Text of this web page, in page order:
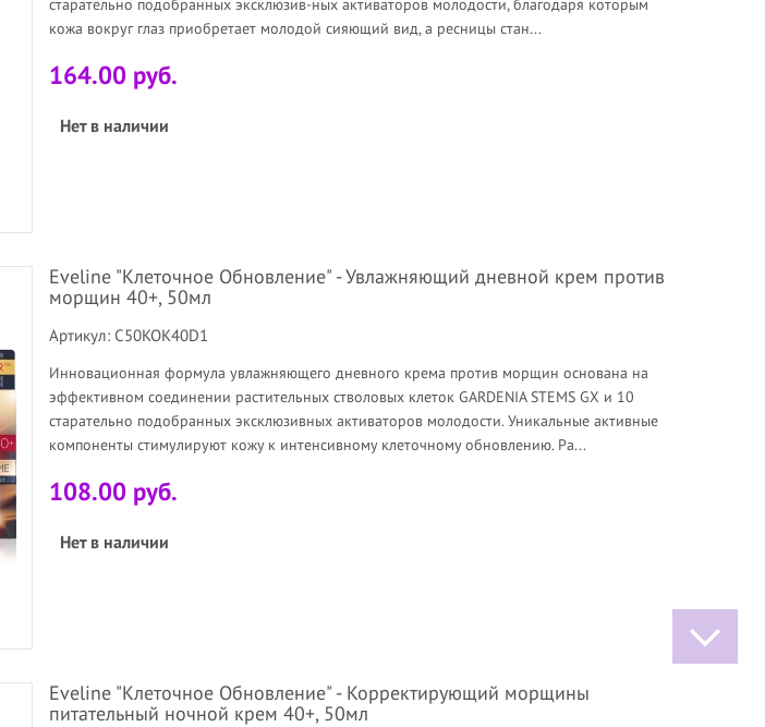
старательно подобранных эксклюзив-ных активаторов молодости, благодаря которым
кожа вокруг глаз приобретает молодой сияющий вид, а ресницы стан...
164.00 руб.
Нет в наличии
Eveline "Клеточное Обновление" - Увлажняющий дневной крем против
морщин 40+, 50мл
Артикул: C50KOK40D1
Инновационная формула увлажняющего дневного крема против морщин основана на
эффективном соединении растительных стволовых клеток GARDENIA STEMS GX и 10
старательно подобранных эксклюзивных активаторов молодости. Уникальные активные
компоненты стимулируют кожу к интенсивному клеточному обновлению. Ра...
108.00 руб.
Нет в наличии
Eveline "Клеточное Обновление" - Корректирующий морщины
питательный ночной крем 40+, 50мл